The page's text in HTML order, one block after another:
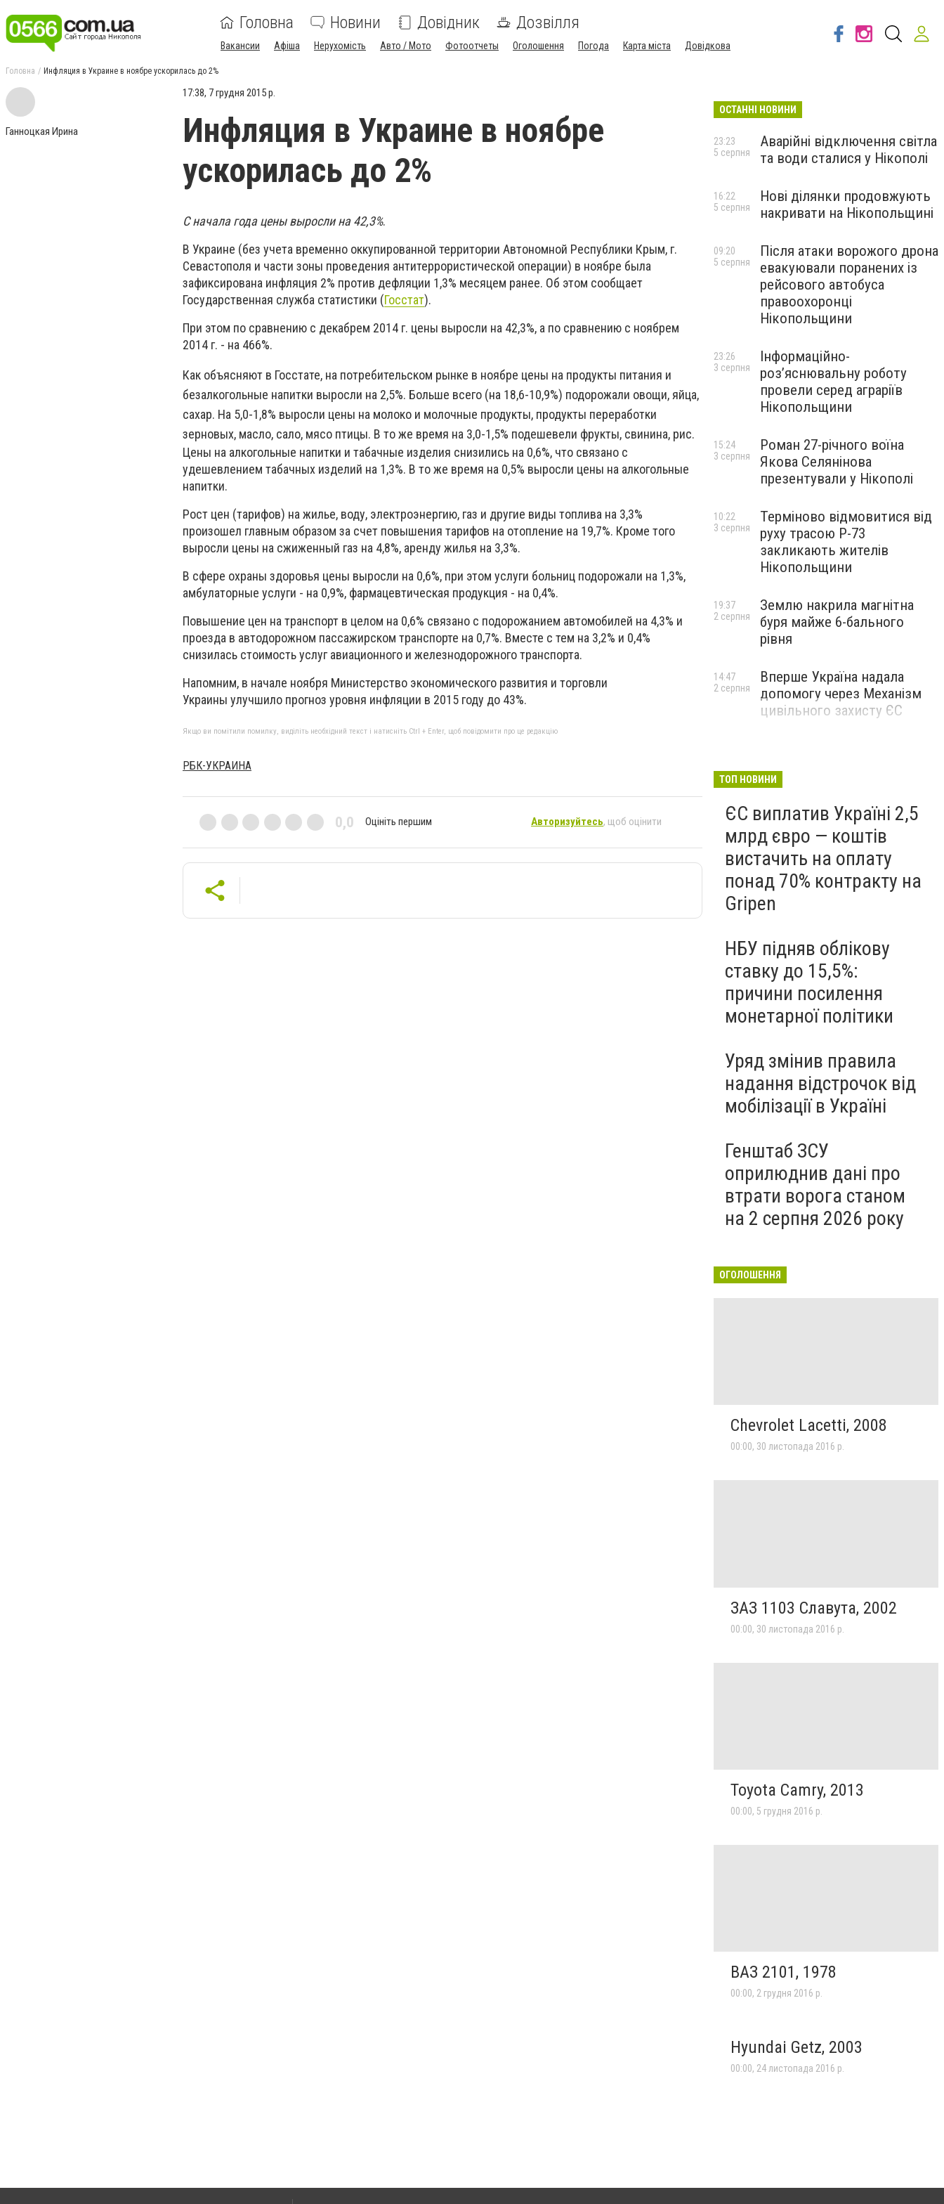
Головна Новини Довідник Дозвілля
Вакансии Афіша Нерухомість Авто / Мото Фотоотчеты Оголошення Погода Карта міста Довідкова
Головна Инфляция в Украине в ноябре ускорилась до 2%
Ганноцкая Ирина
17:38, 7 грудня 2015 р.
Инфляция в Украине в ноябре
ускорилась до 2%
С начала года цены выросли на 42,3%.
В Украине (без учета временно оккупированной территории Автономной Республики Крым, г.
Севастополя и части зоны проведения антитеррористической операции) в ноябре была
зафиксирована инфляция 2% против дефляции 1,3% месяцем ранее. Об этом сообщает
Государственная служба статистики (Госстат).
При этом по сравнению с декабрем 2014 г. цены выросли на 42,3%, а по сравнению с ноябрем
2014 г. - на 466%.
Как объясняют в Госстате, на потребительском рынке в ноябре цены на продукты питания и
безалкогольные напитки выросли на 2,5%. Больше всего (на 18,6-10,9%) подорожали овощи, яйца,
сахар. На 5,0-1,8% выросли цены на молоко и молочные продукты, продукты переработки
зерновых, масло, сало, мясо птицы. В то же время на 3,0-1,5% подешевели фрукты, свинина, рис.
Цены на алкогольные напитки и табачные изделия снизились на 0,6%, что связано с
удешевлением табачных изделий на 1,3%. В то же время на 0,5% выросли цены на алкогольные
напитки.
Рост цен (тарифов) на жилье, воду, электроэнергию, газ и другие виды топлива на 3,3%
произошел главным образом за счет повышения тарифов на отопление на 19,7%. Кроме того
выросли цены на сжиженный газ на 4,8%, аренду жилья на 3,3%.
В сфере охраны здоровья цены выросли на 0,6%, при этом услуги больниц подорожали на 1,3%,
амбулаторные услуги - на 0,9%, фармацевтическая продукция - на 0,4%.
Повышение цен на транспорт в целом на 0,6% связано с подорожанием автомобилей на 4,3% и
проезда в автодорожном пассажирском транспорте на 0,7%. Вместе с тем на 3,2% и 0,4%
снизилась стоимость услуг авиационного и железнодорожного транспорта.
Напомним, в начале ноября Министерство экономического развития и торговли
Украины улучшило прогноз уровня инфляции в 2015 году до 43%.
Якщо ви помітили помилку, виділіть необхідний текст і натисніть Ctrl + Enter, щоб повідомити про це редакцію
РБК-УКРАИНА
0,0 Оцініть першим Авторизуйтесь, щоб оцінити
ОСТАННІ НОВИНИ
Аварійні відключення світла
та води сталися у Нікополі
23:23
5 серпня
Нові ділянки продовжують
накривати на Нікопольщині
16:22
5 серпня
Після атаки ворожого дрона
евакуювали поранених із
рейсового автобуса
правоохоронці
Нікопольщини
09:20
5 серпня
Інформаційно-
роз’яснювальну роботу
провели серед аграріїв
Нікопольщини
23:26
3 серпня
Роман 27-річного воїна
Якова Селянінова
презентували у Нікополі
15:24
3 серпня
Терміново відмовитися від
руху трасою Р-73
закликають жителів
Нікопольщини
10:22
3 серпня
Землю накрила магнітна
буря майже 6-бального
рівня
19:37
2 серпня
Вперше Україна надала
допомогу через Механізм
цивільного захисту ЄС
14:47
2 серпня
ТОП НОВИНИ
ЄС виплатив Україні 2,5
млрд євро — коштів
вистачить на оплату
понад 70% контракту на
Gripen
НБУ підняв облікову
ставку до 15,5%:
причини посилення
монетарної політики
Уряд змінив правила
надання відстрочок від
мобілізації в Україні
Генштаб ЗСУ
оприлюднив дані про
втрати ворога станом
на 2 серпня 2026 року
ОГОЛОШЕННЯ
Chevrolet Lacetti, 2008
00:00, 30 листопада 2016 р.
ЗАЗ 1103 Славута, 2002
00:00, 30 листопада 2016 р.
Toyota Camry, 2013
00:00, 5 грудня 2016 р.
ВАЗ 2101, 1978
00:00, 2 грудня 2016 р.
Hyundai Getz, 2003
00:00, 24 листопада 2016 р.